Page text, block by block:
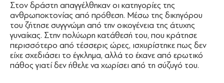
Στον δράστη απαγγέλθηκαν οι κατηγορίες της
ανθρωποκτονίας από πρόθεση. Μέσω της δικηγόρου
του ζήτησε συγγνώμη από την οικογένεια της άτυχης
γυναίκας. Στην πολύωρη κατάθεσή του, που κράτησε
περισσότερο από τέσσερις ώρες, ισχυρίστηκε πως δεν
είχε σχεδιάσει το έγκλημα, αλλά το έκανε από ερωτικό
πάθος γιατί δεν ήθελε να χωρίσει από τη σύζυγό του.